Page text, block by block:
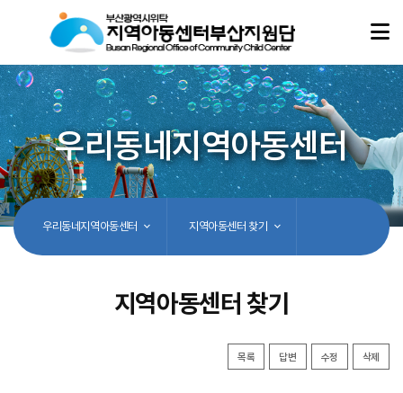
우리동네지역아동센터
우리동네지역아동센터 지역아동센터 찾기
지역아동센터 찾기
목록 답변 수정 삭제